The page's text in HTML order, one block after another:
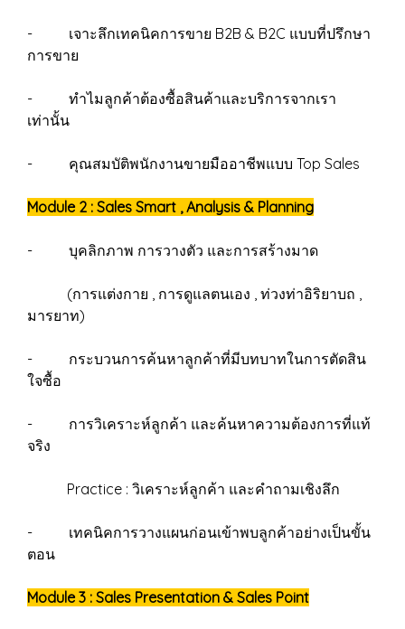
- เจาะลึกเทคนิคการขาย B2B & B2C แบบที่ปรึกษา
การขาย
- ทำไมลูกค้าต้องซื้อสินค้าและบริการจากเรา
เท่านั้น
- คุณสมบัติพนักงานขายมืออาชีพแบบ Top Sales
Module 2 : Sales Smart , Analysis & Planning
- บุคลิกภาพ การวางตัว และการสร้างมาด
(การแต่งกาย , การดูแลตนเอง , ท่วงท่าอิริยาบถ ,
มารยาท)
- กระบวนการค้นหาลูกค้าที่มีบทบาทในการตัดสิน
ใจซื้อ
- การวิเคราะห์ลูกค้า และค้นหาความต้องการที่แท้
จริง
Practice : วิเคราะห์ลูกค้า และคำถามเชิงลึก
- เทคนิคการวางแผนก่อนเข้าพบลูกค้าอย่างเป็นขั้น
ตอน
Module 3 : Sales Presentation & Sales Point